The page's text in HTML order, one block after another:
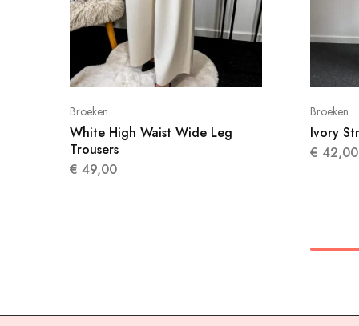
Broeken
White High Waist Wide Leg
Trousers
€ 49,00
Broeken
Ivory
€ 42,00